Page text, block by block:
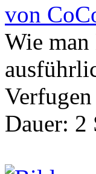
von
Wie
Dauer: 2